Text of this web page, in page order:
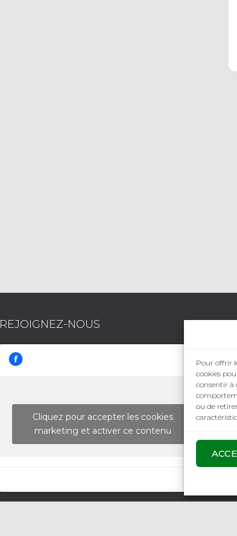
Pour offrir
cookies
consentir à
ou de
REJOIGNEZ-NOUS
Facebook
Cliquez pour accepter les cookies
marketing et activer ce contenu